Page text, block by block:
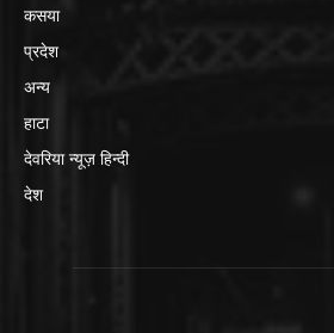
कसया
प्रदेश
अन्य
हाटा
देवरिया न्यूज़ हिन्दी
देश